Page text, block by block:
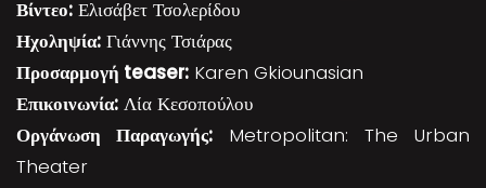
Βίντεο: Ελισάβετ Τσολερίδου
Ηχοληψία: Γιάννης Τσιάρας
Προσαρμογή teaser: Karen Gkiounasian
Επικοινωνία: Λία Κεσοπούλου
Οργάνωση Παραγωγής: Metropolitan: The Urban
Theater